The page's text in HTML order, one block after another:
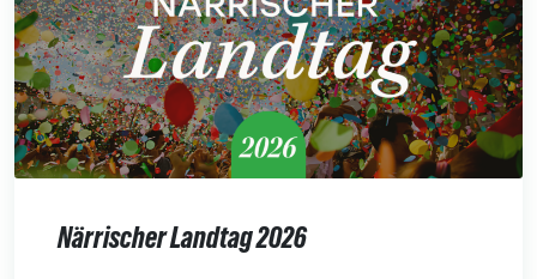
Närrischer Landtag 2026